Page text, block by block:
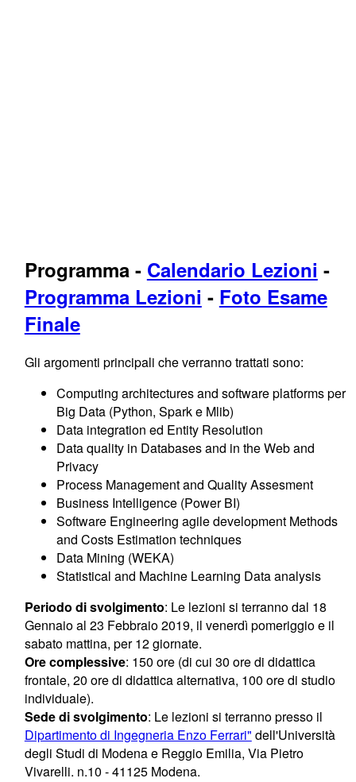
Programma- Calendario Lezioni -
Programma Lezioni - Foto Esame
Finale
Gli argomenti principali che verranno trattati sono:
Computing architectures and software platforms per
Big Data (Python, Spark e Mlib)
Data integration ed Entity Resolution
Data quality in Databases and in the Web and
Privacy
Process Management and Quality Assesment
Business Intelligence (Power BI)
Software Engineering agile development Methods
and Costs Estimation techniques
Data Mining (WEKA)
Statistical and Machine Learning Data analysis
Periodo di svolgimento: Le lezioni si terranno dal 18
Gennaio al 23 Febbraio 2019, il venerdì pomeriggio e il
sabato mattina, per 12 giornate.
Ore complessive: 150 ore (di cui 30 ore di didattica
frontale, 20 ore di didattica alternativa, 100 ore di studio
individuale).
Sede di svolgimento: Le lezioni si terranno presso il
Dipartimento di Ingegneria Enzo Ferrari" dell'Università
degli Studi di Modena e Reggio Emilia, Via Pietro
Vivarelli. n.10 - 41125 Modena.